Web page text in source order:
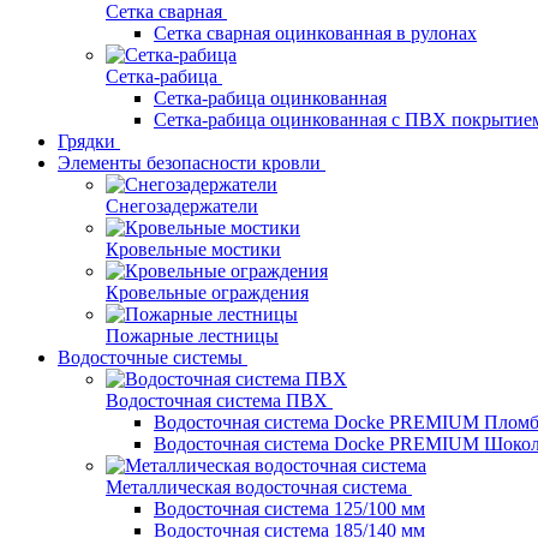
Сетка сварная
Сетка сварная оцинкованная в рулонах
Сетка-рабица
Сетка-рабица оцинкованная
Сетка-рабица оцинкованная с ПВХ
Грядки
Элементы безопасности кровли
Снегозадержатели
Кровельные мостики
Кровельные ограждения
Пожарные лестницы
Водосточные системы
Водосточная система ПВХ
Водосточная система Docke PREMIUM
Водосточная система Docke PREMIUM
Металлическая водосточная система
Водосточная система 125/100 мм
Водосточная система 185/140 мм